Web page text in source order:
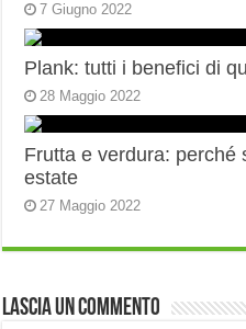
7 Giugno 2022
Plank: tutti i benefici di
28 Maggio 2022
Frutta e verdura: perché
estate
27 Maggio 2022
Lascia un commento